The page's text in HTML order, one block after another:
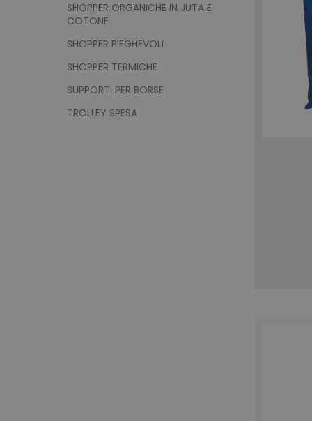
SHOPPER ORGANICHE IN JUTA E
COTONE
SHOPPER PIEGHEVOLI
SHOPPER TERMICHE
SUPPORTI PER BORSE
TROLLEY SPESA
I cookie strettamente
sito web non può essere